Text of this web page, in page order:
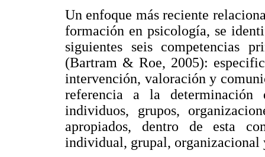
Un enfoque más reciente
formación en psicología, se
siguientes seis competencias
(Bartram & Roe, 2005):
intervención, valoración y
referencia a la determinación
individuos, grupos,
apropiados, dentro de esta
individual, grupal, organizacional